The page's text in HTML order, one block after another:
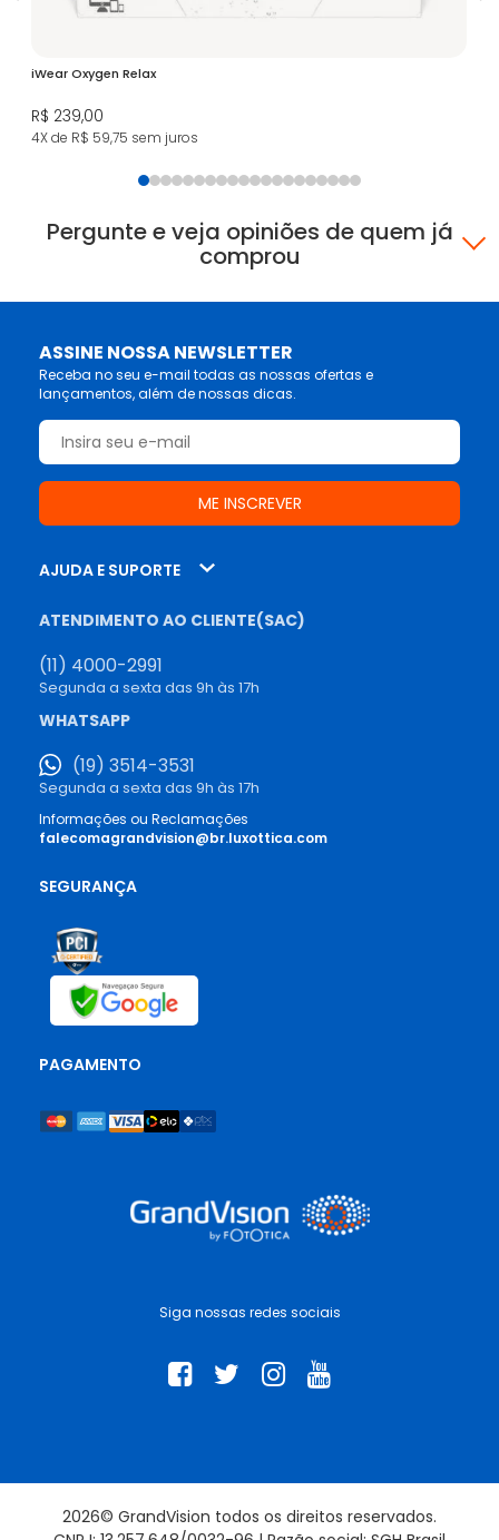
iWear Oxygen Relax
R$ 239,00
4X de R$ 59,75 sem juros
Pergunte e veja opiniões de quem já
comprou
ASSINE NOSSA NEWSLETTER
Receba no seu e-mail todas as nossas ofertas e
lançamentos, além de nossas dicas.
Siga nossas redes sociais
AJUDA E SUPORTE
ATENDIMENTO AO CLIENTE(SAC)
(11) 4000-2991
Segunda a sexta das 9h às 17h
WHATSAPP
(19) 3514-3531
Segunda a sexta das 9h às 17h
Informações ou Reclamações
falecomagrandvision@br.luxottica.com
SEGURANÇA
PAGAMENTO
2026© GrandVision todos os direitos reservados.